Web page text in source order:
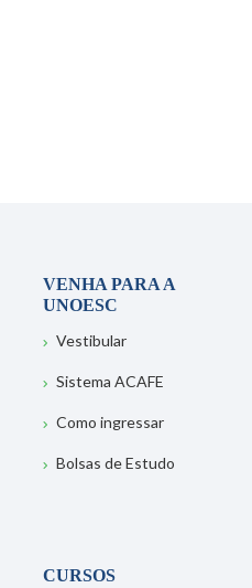
VENHA PARA A
UNOESC
Vestibular
Sistema ACAFE
Como ingressar
Bolsas de Estudo
CURSOS